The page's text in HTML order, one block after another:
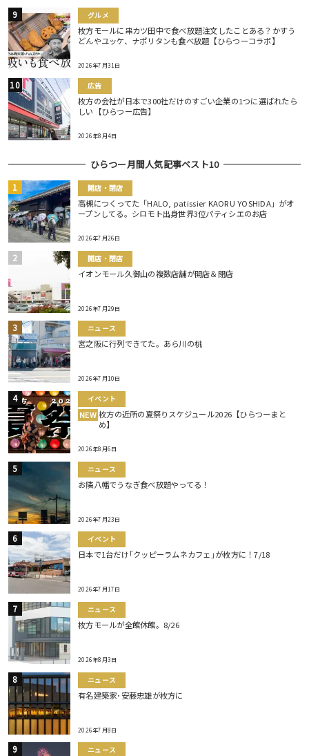
グルメ
枚方モールに串カツ田中で食べ放題注文したことある？かすう
どんやユッケ、ナポリタンも食べ放題【ひらつーコラボ】
2026年7月31日
広告
枚方の会社が日本で300社だけのすごい企業の1つに選ばれたら
しい【ひらつー広告】
2026年8月4日
ひらつー月間人気記事ベスト10
開店・閉店
高槻につくってた「HALO, patissier KAORU YOSHIDA」がオ
ープンしてる。シロモト出身世界3位パティシエのお店
2026年7月26日
開店・閉店
イオンモール久御山の複数店舗が開店＆閉店
2026年7月29日
ニュース
宮之阪に行列できてた。あら川の桃
2026年7月10日
イベント
NEW 枚方の近所の夏祭りスケジュール2026【ひらつーまと
め】
2026年8月6日
ニュース
お隣八幡でうなぎ食べ放題やってる！
2026年7月23日
イベント
日本で1台だけ｢クッピーラムネカフェ｣が枚方に！7/18
2026年7月17日
ニュース
枚方モールが全館休館。8/26
2026年8月3日
ニュース
有名建築家･安藤忠雄が枚方に
2026年7月8日
ニュース